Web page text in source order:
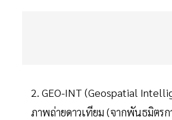
2. GEO-INT (Geospatial
ภาพถ่ายดาวเทียม (จากพันธมิตรก